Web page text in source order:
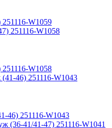
W1059
W1058
46) 251116-W1043